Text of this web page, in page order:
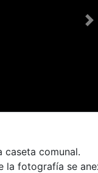
caseta comunal.
la fotografía se